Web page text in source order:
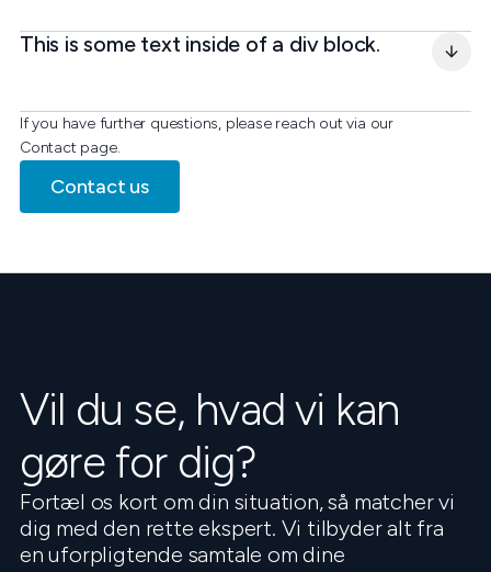
If you have further questions, please reach out via our
Contact page.
Contact us
This is some text inside of a div block.
Vil du se, hvad vi kan
gøre for dig?
Fortæl os kort om din situation, så matcher vi
dig med den rette ekspert. Vi tilbyder alt fra
en uforpligtende samtale om dine